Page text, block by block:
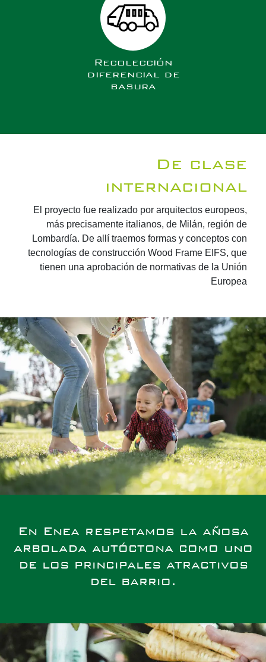
Recolección
diferencial de
basura
De clase
internacional
El proyecto fue realizado por arquitectos europeos,
más precisamente italianos, de Milán, región de
Lombardía. De allí traemos formas y conceptos con
tecnologías de construcción Wood Frame EIFS, que
tienen una aprobación de normativas de la Unión
Europea
En Enea respetamos la añosa
arbolada autóctona como uno
de los principales atractivos
del barrio.